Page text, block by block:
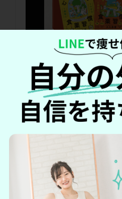
GABAには血管を収縮させる
ン」の過剰な分泌を抑える働き
リーブ由来ヒドロキシチロソ
ため、L-コレステロールの酸
にも和漢植物の有機田七人参
キス・紅麹が配合され、健康
ます。